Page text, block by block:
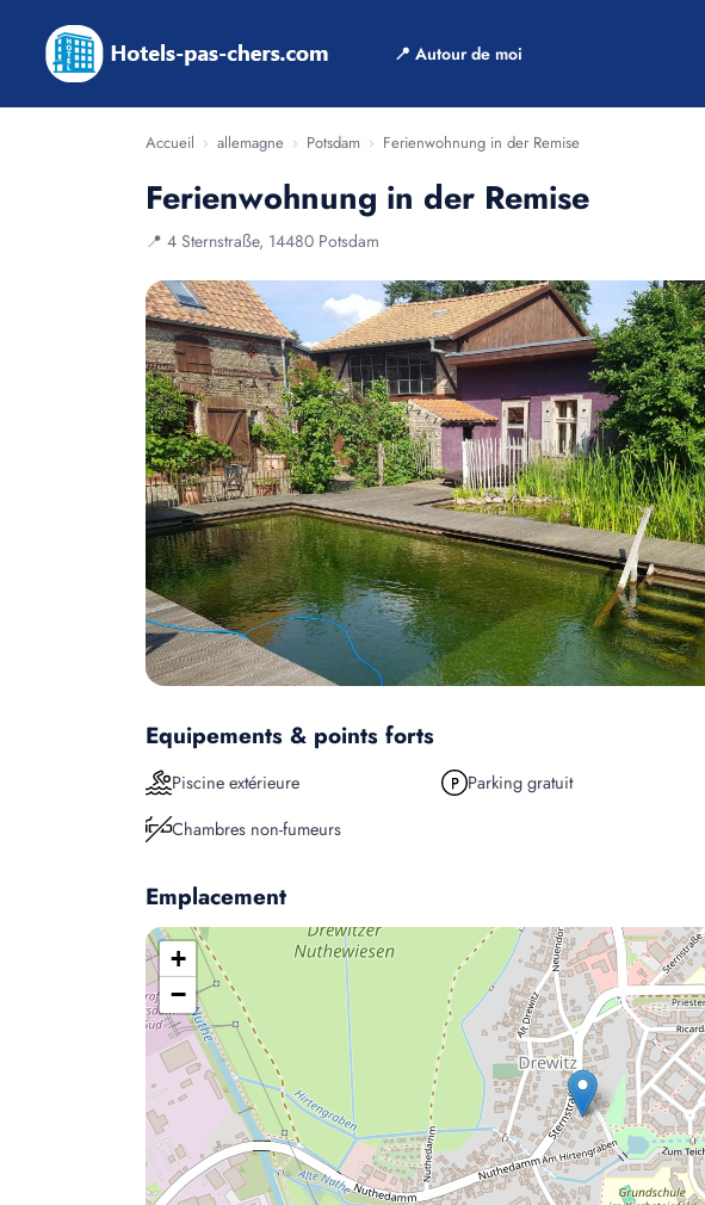
📍 Autour de moi
Accueil › allemagne › Potsdam › Ferienwohnung in der Remise
Ferienwohnung in der Remise
📍 4 Sternstraße, 14480 Potsdam
Equipements & points forts
Piscine extérieure Parking gratuit
Chambres non-fumeurs
Emplacement
+
−